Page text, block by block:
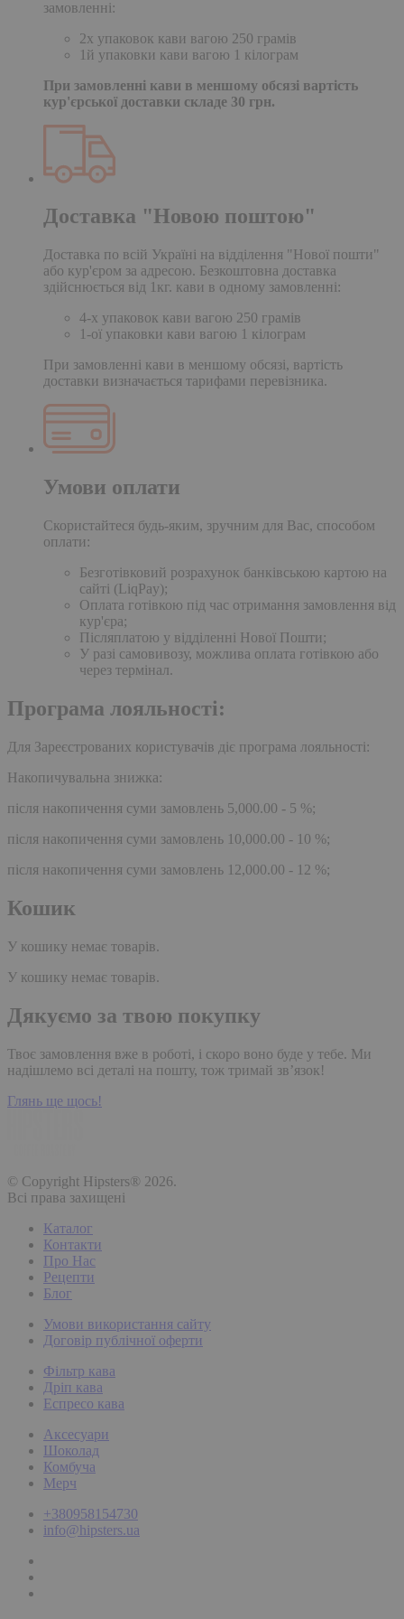
замовленні:
2х упаковок кави вагою 250 грамів
1й упаковки кави вагою 1 кілограм
При замовленні кави в меншому обсязі вартість
кур'єрської доставки складе 30 грн.
Доставка "Новою поштою"
Доставка по всій Україні на відділення "Нової пошти"
або кур'єром за адресою. Безкоштовна доставка
здійснюється від 1кг. кави в одному замовленні:
4-х упаковок кави вагою 250 грамів
1-ої упаковки кави вагою 1 кілограм
При замовленні кави в меншому обсязі, вартість
доставки визначається тарифами перевізника.
Умови оплати
Скористайтеся будь-яким, зручним для Вас, способом
оплати:
Безготівковий розрахунок банківською картою на
сайті (LiqPay);
Оплата готівкою під час отримання замовлення від
кур'єра;
Післяплатою у відділенні Нової Пошти;
У разі самовивозу, можлива оплата готівкою або
через термінал.
Програма лояльності:
Для Зареєстрованих користувачів діє програма лояльності:
Накопичувальна знижка:
після накопичення суми замовлень 5,000.00 - 5 %;
після накопичення суми замовлень 10,000.00 - 10 %;
після накопичення суми замовлень 12,000.00 - 12 %;
Кошик
У кошику немає товарів.
У кошику немає товарів.
Дякуємо за твою покупку
Твоє замовлення вже в роботі, і скоро воно буде у тебе. Ми
надішлемо всі деталі на пошту, тож тримай зв’язок!
Глянь ще щось!
© Copyright Hipsters® 2026.
Всі права захищені
Каталог
Контакти
Про Нас
Рецепти
Блог
Умови використання сайту
Договір публічної оферти
Фільтр кава
Дріп кава
Еспресо кава
Аксесуари
Шоколад
Комбуча
Мерч
+380958154730
info@hipsters.ua